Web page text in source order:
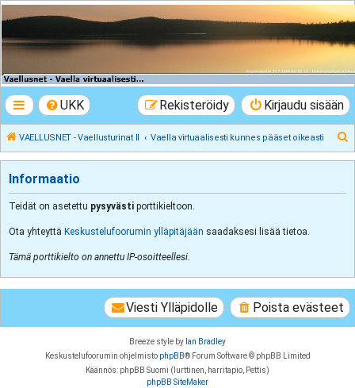
VAELLUSNET -
Vaellusturinat II
UKK Kirjaudu sisään
Rekisteröidy
VAELLUSNET - Vaellusturinat II Vaella virtuaalisesti kunnes pääset oikeasti
Informaatio
Teidät on asetettu pysyvästi porttikieltoon.
Ota yhteyttä Keskustelufoorumin ylläpitäjään saadaksesi lisää tietoa.
Tämä porttikielto on annettu IP-osoitteellesi.
Poista evästeet
Viesti Ylläpidolle
Breeze style by Ian Bradley
Keskustelufoorumin ohjelmisto phpBB® Forum Software © phpBB Limited
Käännös: phpBB Suomi (lurttinen, harritapio, Pettis)
phpBB SiteMaker